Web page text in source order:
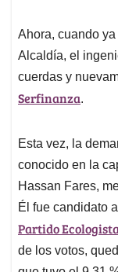
Ahora, cuando
Alcaldía, el
cuerdas y
Serfinanza.
Esta vez, la
conocido en la
Hassan Fares,
Él fue candidato
Partido
de los votos,